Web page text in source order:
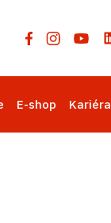
E-shop Kariéra